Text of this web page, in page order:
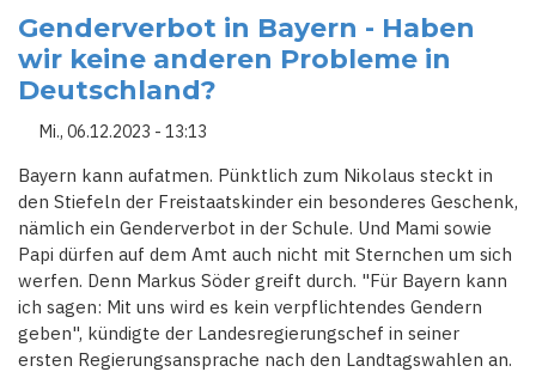
GENDER-
VERBOT
FÜR
BAYERNS
SCHULEN
Genderverbot in Bayern - Haben
wir keine anderen Probleme in
Deutschland?
Mi., 06.12.2023 - 13:13
Bayern kann aufatmen. Pünktlich zum Nikolaus steckt in
den Stiefeln der Freistaatskinder ein besonderes Geschenk,
nämlich ein Genderverbot in der Schule. Und Mami sowie
Papi dürfen auf dem Amt auch nicht mit Sternchen um sich
werfen. Denn Markus Söder greift durch. "Für Bayern kann
ich sagen: Mit uns wird es kein verpflichtendes Gendern
geben", kündigte der Landesregierungschef in seiner
ersten Regierungsansprache nach den Landtagswahlen an.